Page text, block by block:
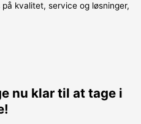
kvalitet, service og løsninger,
nu klar til at tage i